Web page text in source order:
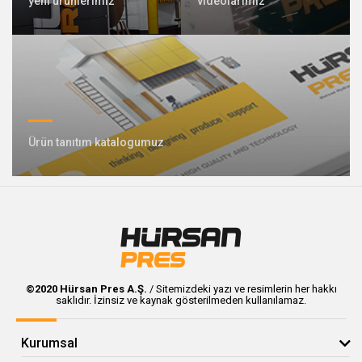
409 Nolu Sokak No:5 /1
SELÇUKLU/KONYA
Bizimle İletişime Geçin
Twitter İnstagram
Özel tasarım pres üretiminde lideriz
Ürün tanıtım katalogumuz
©2020 Hürsan Pres A.Ş. / Sitemizdeki yazı ve resimlerin her hakkı
saklıdır. İzinsiz ve kaynak gösterilmeden kullanılamaz.
Kurumsal